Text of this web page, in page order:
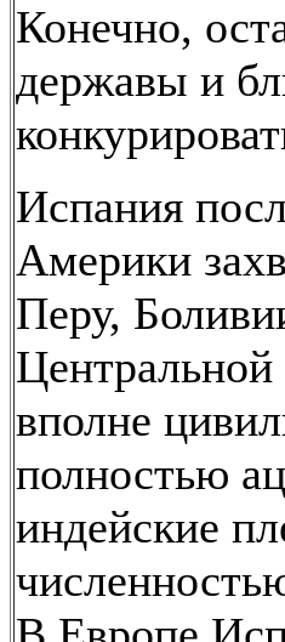
Конечно,
державы и
Испания
Америки
Перу,
вполне
полностью
индейские